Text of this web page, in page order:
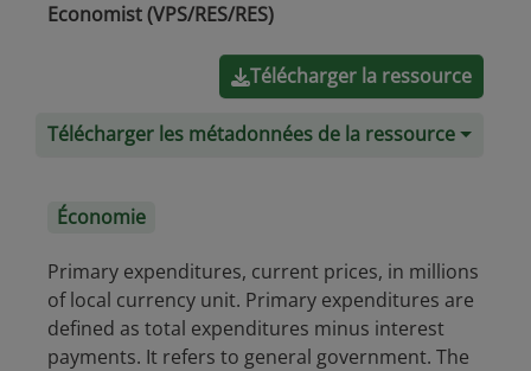
Economist (VPS/RES/RES)
Télécharger la ressource
Télécharger les métadonnées de la ressource
Économie
Primary expenditures, current prices, in millions
of local currency unit. Primary expenditures are
defined as total expenditures minus interest
payments. It refers to general government. The